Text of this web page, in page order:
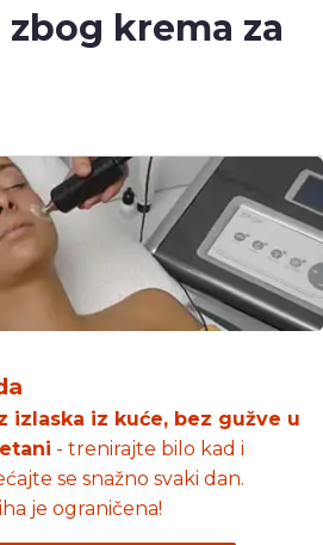
krema za
izlaska iz kuće, bez gužve u
- trenirajte bilo kad i
se snažno svaki dan.
je ograničena!